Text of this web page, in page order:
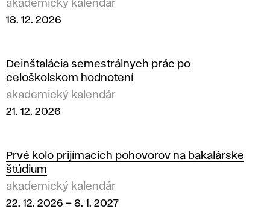
akademický kalendár
18. 12. 2026
Deinštalácia semestrálnych prác po
celoškolskom hodnotení
akademický kalendár
21. 12. 2026
Prvé kolo prijímacích pohovorov na bakalárske
štúdium
akademický kalendár
22. 12. 2026 – 8. 1. 2027